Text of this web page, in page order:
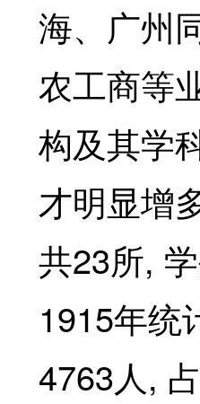
海、广州
农工商等
构及其学
才明显增
共23所,
1915年统
4763人 ,